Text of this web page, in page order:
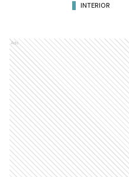
INTERIOR
Ads